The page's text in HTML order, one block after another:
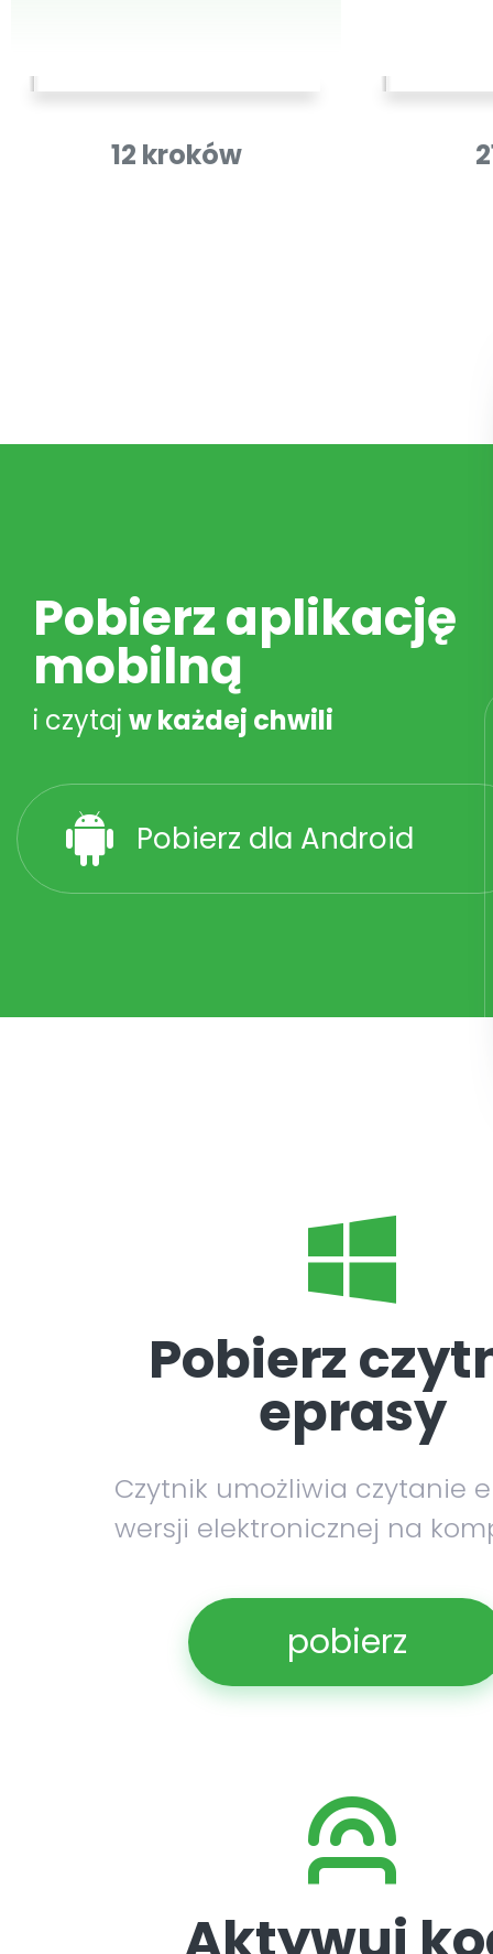
12 kroków
Pobierz aplikację
mobilną
i czytaj w każdej chwili
Pobierz dla Android
Pobierz
eprasy
Czytnik umożliwia czytanie
wersji elektronicznej na
pobierz